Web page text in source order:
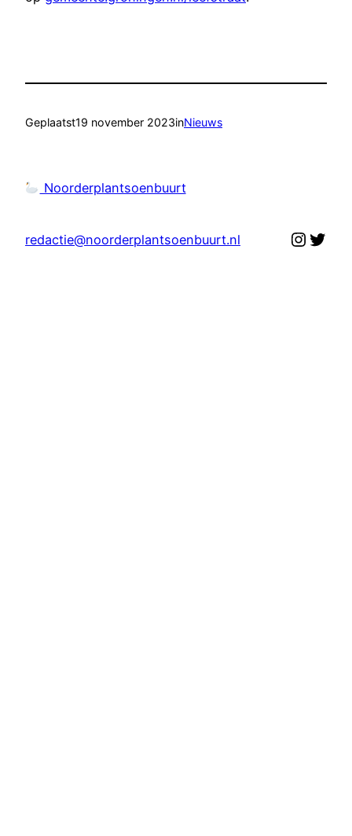
Geplaatst19 november 2023inNieuws
Noorderplantsoenbuurt
redactie@noorderplantsoenbuurt.nl